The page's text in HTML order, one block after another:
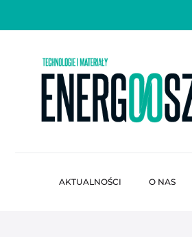
AKTUALNOŚCI O NAS